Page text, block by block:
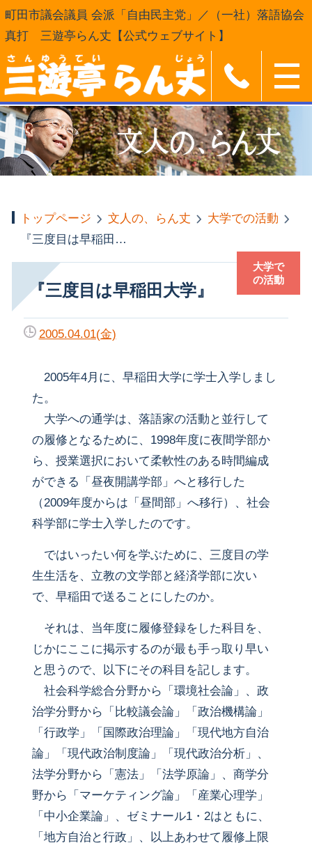
町田市議会議員 会派「自由民主党」／（一社）落語協会
真打 三遊亭らん丈【公式ウェブサイト】
トップページ 文人の、らん丈
大学での活動
『三度目は早稲田大学』
『三度目は早稲田大学』
大学で
の活動
2005.04.01(金)
2005年4月に、早稲田大学に学士入学しまし
た。
大学への通学は、落語家の活動と並行して
の履修となるために、1998年度に夜間学部か
ら、授業選択において柔軟性のある時間編成
ができる「昼夜開講学部」へと移行した
（2009年度からは「昼間部」へ移行）、社会
科学部に学士入学したのです。
ではいったい何を学ぶために、三度目の学
生生活を、立教の文学部と経済学部に次い
で、早稲田で送ることにしたのか。
それは、当年度に履修登録をした科目を、
じかにここに掲示するのが最も手っ取り早い
と思うので、以下にその科目を記します。
社会科学総合分野から「環境社会論」、政
治学分野から「比較議会論」「政治機構論」
「行政学」「国際政治理論」「現代地方自治
論」「現代政治制度論」「現代政治分析」、
法学分野から「憲法」「法学原論」、商学分
野から「マーケティング論」「産業心理学」
「中小企業論」、ゼミナール1・2はともに、
「地方自治と行政」、以上あわせて履修上限